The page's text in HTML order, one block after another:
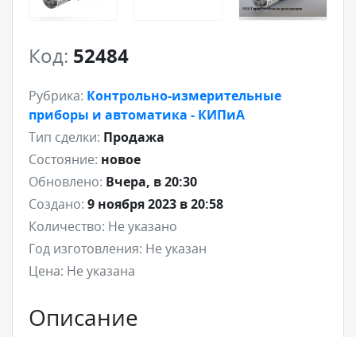
Код: 52484
Рубрика: Контрольно-измерительные
приборы и автоматика - КИПиА
Тип сделки: Продажа
Состояние: новое
Обновлено: Вчера, в 20:30
Создано: 9 ноября 2023 в 20:58
Количество: Не указано
Год изготовления: Не указан
Цена: Не указана
Описание